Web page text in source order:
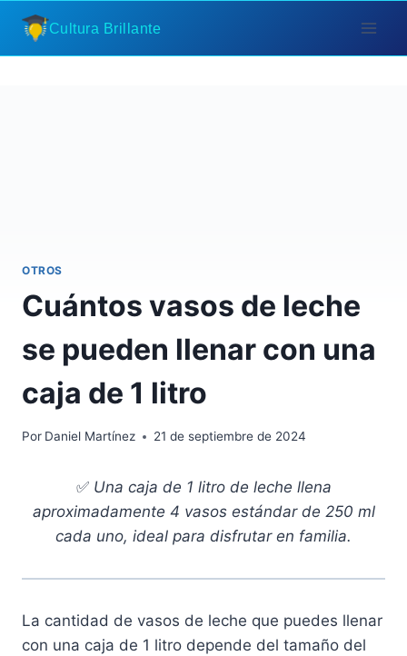
Saltar
contenido
Cultura Brillante
OTROS
Cuántos vasos de leche
se pueden llenar con una
caja de 1 litro
Por Daniel Martínez 21 de septiembre de 2024
✅ Una caja de 1 litro de leche llena
aproximadamente 4 vasos estándar de 250 ml
cada uno, ideal para disfrutar en familia.
La cantidad de vasos de leche que puedes llenar
con una caja de 1 litro depende del tamaño del